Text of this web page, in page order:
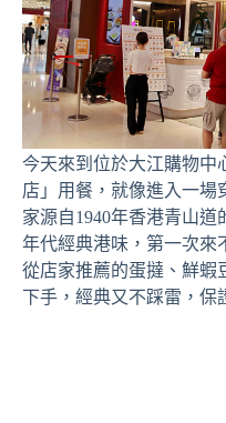
今天來到位於大江購物中
店」用餐，就像進入一場
家源自1940年香港青山
年代經典港味，第一次來
從店家推薦的蛋撻、鮮蝦
下手，經典又不踩雷，保